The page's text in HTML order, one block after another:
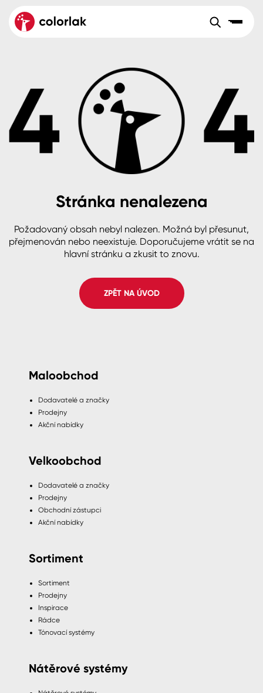
Velkoobchod Sortiment
Aktuality
Reference
O společnosti
B2B +420 800 145 555Po – Pá: 8:00–15:00
Česko
Slovensko Polsko Worldwide
Dřevo
Beton, asfalt, minerální podklady
Plast, sklo, keramika
Stěny
Fasády
Spreje
Colorlak Dekor
Colorlak Profi
Colorlak Pta
Stránka nenalezena
Požadovaný obsah nebyl nalezen. Možná byl přesunut,
přejmenován nebo neexistuje. Doporučujeme vrátit se na
hlavní stránku a zkusit to znovu.
ZPĚT NA ÚVOD
Maloobchod
Dodavatelé a značky
Prodejny
Akční nabídky
Velkoobchod
Dodavatelé a značky
Prodejny
Obchodní zástupci
Akční nabídky
Sortiment
Sortiment
Prodejny
Inspirace
Rádce
Tónovací systémy
Nátěrové systémy